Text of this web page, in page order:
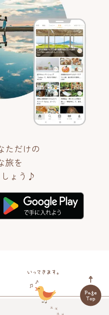
ただけの
旅を
しょう♪